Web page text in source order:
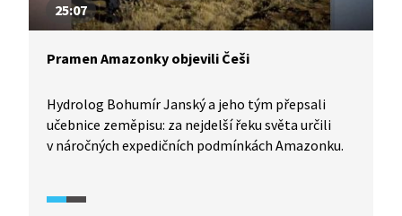
25:07
Pramen Amazonky objevili Češi
Hydrolog Bohumír Janský a jeho tým přepsali
učebnice zeměpisu: za nejdelší řeku světa určili
v náročných expedičních podmínkách Amazonku.